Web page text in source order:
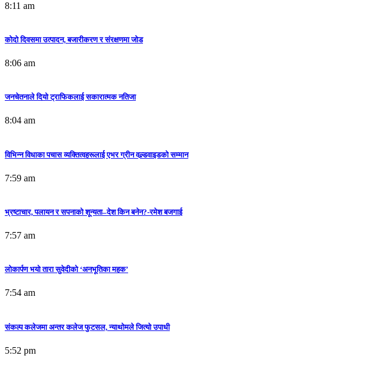
8:11 am
कोदो दिवसमा उत्पादन, बजारीकरण र संरक्षणमा जोड
8:06 am
जनचेतनाले दियो ट्राफिकलाई सकारात्मक नतिजा
8:04 am
विभिन्न विधाका पचास व्यक्तित्वहरूलाई एभर ग्रीन वल्र्डवाइडको सम्मान
7:59 am
भ्रष्टाचार, पलायन र सपनाको शून्यता–देश किन बनेन?-रमेश बजगाई
7:57 am
लोकार्पण भयो तारा सुवेदीको ‘अनभूतिका महक’
7:54 am
संकल्प कलेजमा अन्तर कलेज फुटसल, न्याथोमले जित्यो उपाधी
5:52 pm